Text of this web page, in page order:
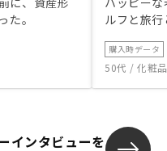
た。
ルフと旅
購入時データ
50代 / 化粧
インタビューを